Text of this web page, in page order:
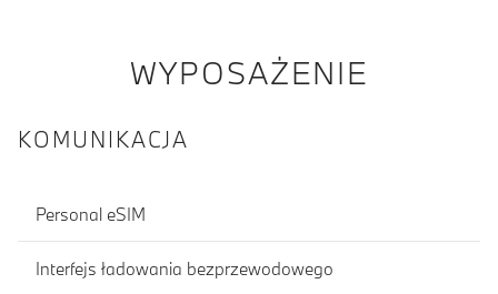
WYPOSAŻENIE
KOMUNIKACJA
Personal eSIM
Interfejs ładowania bezprzewodowego